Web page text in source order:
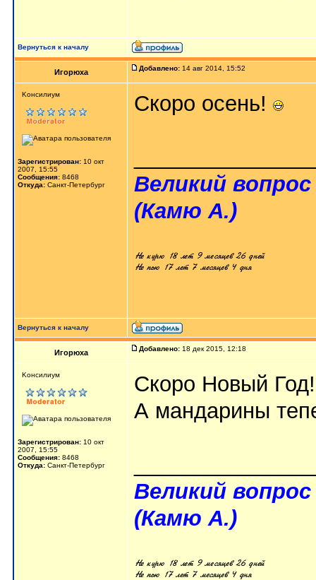
Вернуться к началу
Игорюха Добавлено: 14 авг 2014, 15:52
Kонсилиум
Зарегистрирован: 10 окт
2007, 15:55
Сообщения: 8468
Откуда: Санкт-Петербург
Скоро осень!
Великий
(Камю А.)
Вернуться к началу
Игорюха Добавлено: 18 дек 2015, 12:18
Kонсилиум
Зарегистрирован: 10 окт
2007, 15:55
Сообщения: 8468
Откуда: Санкт-Петербург
Скоро Новый
А мандарины
Великий
(Камю А.)